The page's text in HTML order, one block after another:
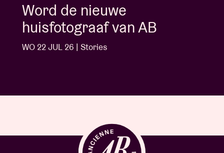
Album of the week:
'Doctrine Of Love' - Jalen
Ngonda